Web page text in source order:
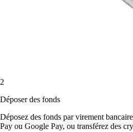
2
Déposer des fonds
Déposez des fonds par virement
Pay ou Google Pay, ou transférez des